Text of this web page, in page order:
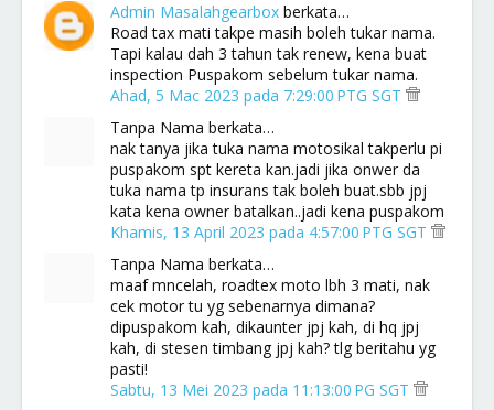
Admin Masalahgearbox berkata…
Road tax mati takpe masih boleh tukar nama.
Tapi kalau dah 3 tahun tak renew, kena buat
inspection Puspakom sebelum tukar nama.
Ahad, 5 Mac 2023 pada 7:29:00 PTG SGT
Tanpa Nama berkata…
nak tanya jika tuka nama motosikal takperlu pi
puspakom spt kereta kan.jadi jika onwer da
tuka nama tp insurans tak boleh buat.sbb jpj
kata kena owner batalkan..jadi kena puspakom
Khamis, 13 April 2023 pada 4:57:00 PTG SGT
Tanpa Nama berkata…
maaf mncelah, roadtex moto lbh 3 mati, nak
cek motor tu yg sebenarnya dimana?
dipuspakom kah, dikaunter jpj kah, di hq jpj
kah, di stesen timbang jpj kah? tlg beritahu yg
pasti!
Sabtu, 13 Mei 2023 pada 11:13:00 PG SGT